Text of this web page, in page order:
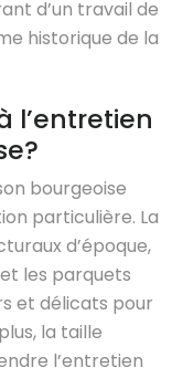
d’un travail de
historique de la
l’entretien
bourgeoise
particulière. La
d’époque,
les parquets
et délicats pour
la taille
l’entretien